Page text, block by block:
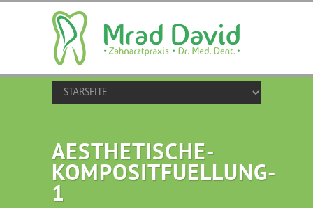
AESTHETISCHE-
KOMPOSITFUELLUNG-
1